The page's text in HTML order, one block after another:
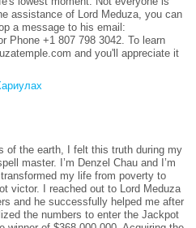
assistance of Lord Meduza, you can
a message to his email:
Phone +1 807 798 3042. To learn
and you'll appreciate it
of the earth, I felt this truth during my
master. I’m Denzel Chau and I’m
my life from poverty to
victor. I reached out to Lord Meduza
and he successfully helped me after
the numbers to enter the Jackpot